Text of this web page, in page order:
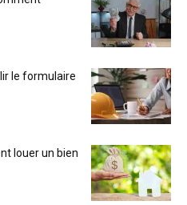
le formulaire
louer un bien